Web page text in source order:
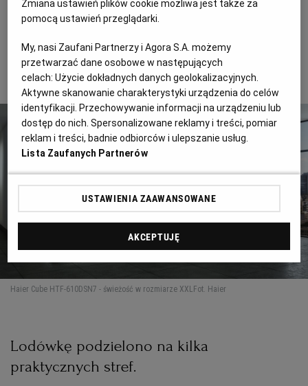
RADOM
RYBNIK
RZESZÓW
SOSNOWIEC
TORUŃ
TRÓJMIASTO
WARSZAWA
WIDEO
FORUM
temu możemy zrobić dużo większe zakupy niż zwykle,
ale nie trzeba się obawiać, że cokolwiek się zmarnuje.
Wszystko dzięki technologii Fresher Techs pozwalającej
produktom zamkniętym w lodówce zachować
świeżość i smak.
Haier Cube HTF-610DSN7 - świeżość w rozmiarze XXL Fot. Haier
Lodówkę podzielono na kilka
praktycznych stref.
Zmiana ustawień plików cookie możliwa jest także za
pomocą ustawień przeglądarki.
My, nasi Zaufani Partnerzy i Agora S.A. możemy
przetwarzać dane osobowe w następujących
celach:Użycie dokładnych danych geolokalizacyjnych.
Aktywne skanowanie charakterystyki urządzenia do celów
identyfikacji. Przechowywanie informacji na urządzeniu lub
dostęp do nich. Spersonalizowane reklamy i treści, pomiar
reklam i treści, badnie odbiorców i ulepszanie usług.
Lista Zaufanych Partnerów
USTAWIENIA ZAAWANSOWANE
AKCEPTUJĘ